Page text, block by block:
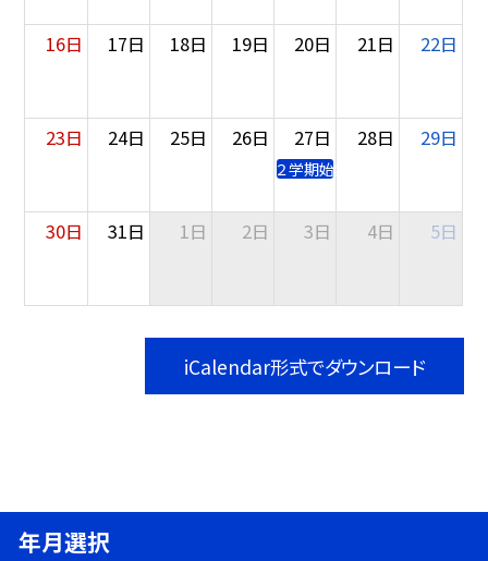
16日 17日 18日 19日 20日 21日 22日
23日 24日 25日 26日 27日
２学期始業式
28日 29日
30日 31日 1日 2日 3日 4日 5日
iCalendar形式でダウンロード
年月選択